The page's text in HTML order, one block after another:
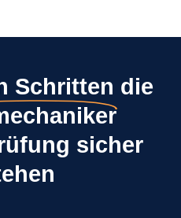
Schritten die
sicher